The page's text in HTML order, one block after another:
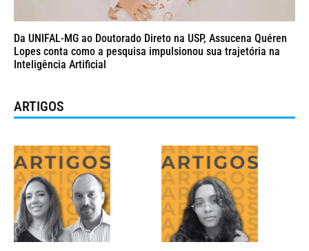
Da UNIFAL-MG ao Doutorado Direto na USP, Assucena Quéren
Lopes conta como a pesquisa impulsionou sua trajetória na
Inteligência Artificial
ARTIGOS